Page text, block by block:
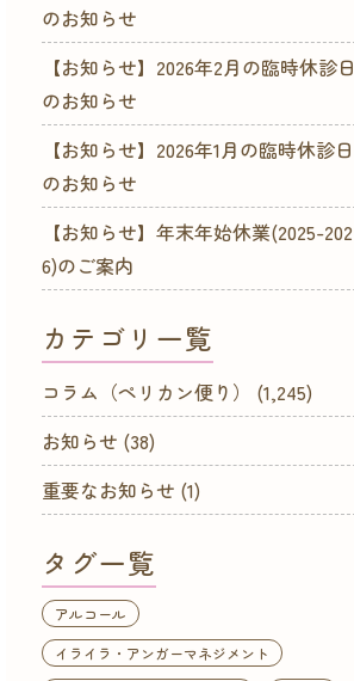
のお知らせ
【お知らせ】2026年2月の臨時休診日
のお知らせ
【お知らせ】2026年1月の臨時休診日
のお知らせ
【お知らせ】年末年始休業(2025-202
6)のご案内
カテゴリ一覧
コラム（ペリカン便り）
(1,245)
お知らせ (38)
重要なお知らせ (1)
タグ一覧
アルコール
イライラ・アンガーマネジメント